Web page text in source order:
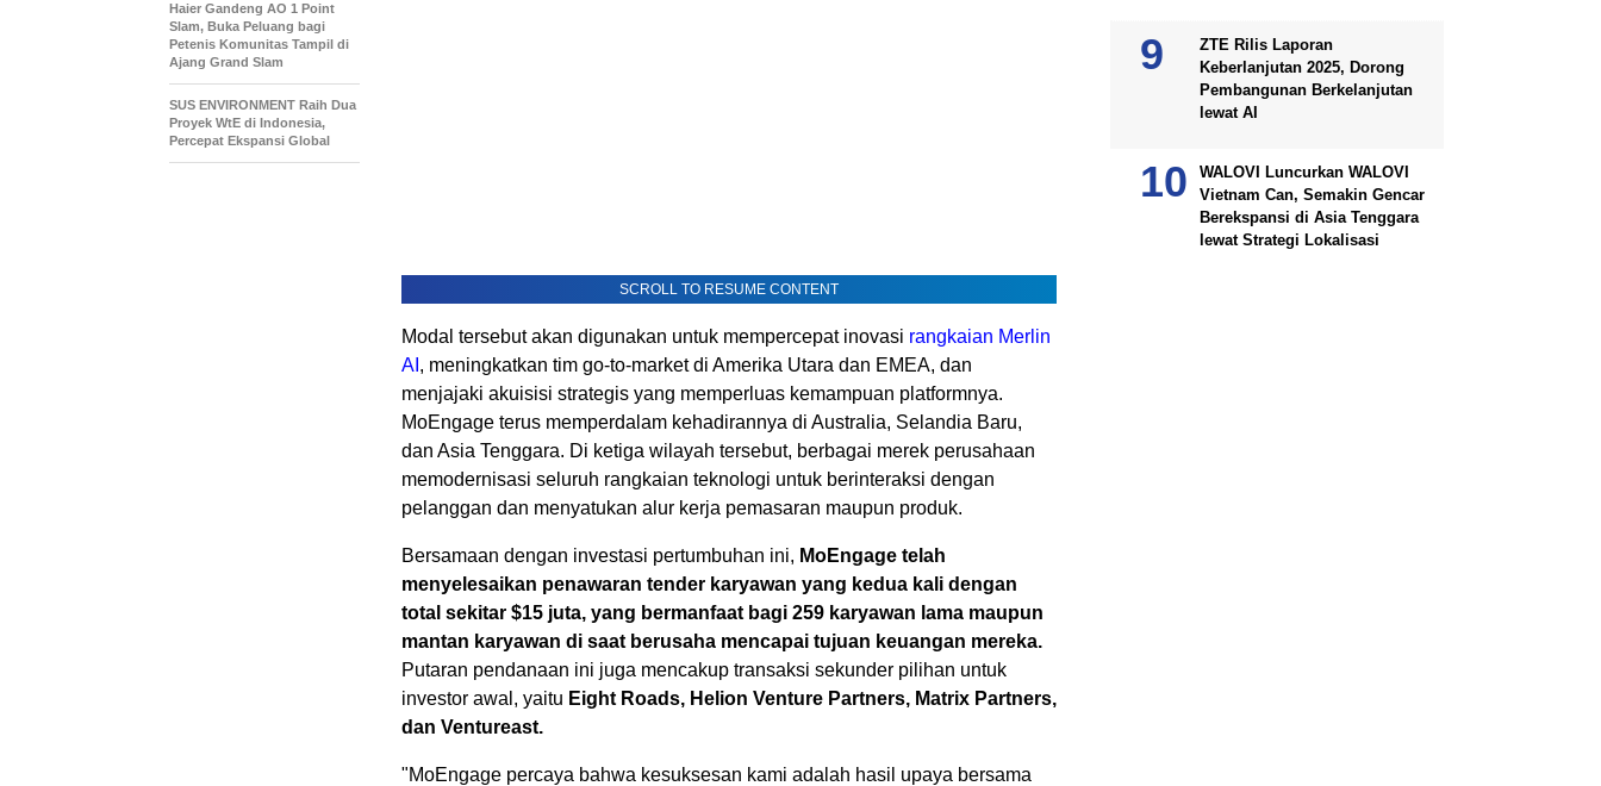
SCROLL TO RESUME CONTENT
Modal tersebut akan digunakan untuk mempercepat inovasi rangkaian Merlin
AI , meningkatkan tim go-to-market di Amerika Utara dan EMEA, dan
menjajaki akuisisi strategis yang memperluas kemampuan platformnya.
MoEngage terus memperdalam kehadirannya di Australia, Selandia Baru,
dan Asia Tenggara. Di ketiga wilayah tersebut, berbagai merek perusahaan
memodernisasi seluruh rangkaian teknologi untuk berinteraksi dengan
pelanggan dan menyatukan alur kerja pemasaran maupun produk.
Bersamaan dengan investasi pertumbuhan ini, MoEngage telah
menyelesaikan penawaran tender karyawan yang kedua kali dengan
total sekitar $15 juta, yang bermanfaat bagi 259 karyawan lama maupun
mantan karyawan di saat berusaha mencapai tujuan keuangan mereka.
Putaran pendanaan ini juga mencakup transaksi sekunder pilihan untuk
investor awal, yaitu Eight Roads, Helion Venture Partners, Matrix Partners,
dan Ventureast.
"MoEngage percaya bahwa kesuksesan kami adalah hasil upaya bersama
Haier Gandeng AO 1 Point
Slam, Buka Peluang bagi
Petenis Komunitas Tampil di
Ajang Grand Slam
SUS ENVIRONMENT Raih Dua
Proyek WtE di Indonesia,
Percepat Ekspansi Global
ZTE Rilis Laporan
Keberlanjutan 2025, Dorong
Pembangunan Berkelanjutan
lewat AI
WALOVI Luncurkan WALOVI
Vietnam Can, Semakin Gencar
Berekspansi di Asia Tenggara
lewat Strategi Lokalisasi